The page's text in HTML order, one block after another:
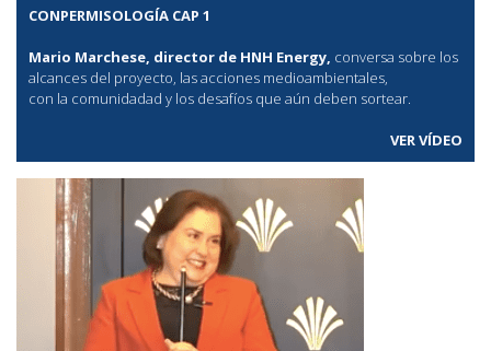
CONPERMISOLOGÍA CAP 1
Mario Marchese, director de HNH Energy, conversa sobre los
alcances del proyecto, las acciones medioambientales,
con la comunidadad y los desafíos que aún deben sortear.
VER VÍDEO